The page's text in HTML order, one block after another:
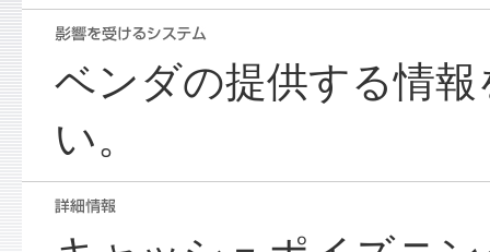
ベンダの提供する情
い。